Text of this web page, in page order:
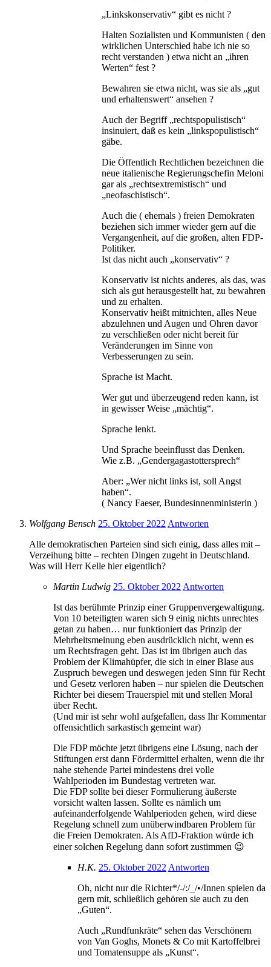
„Linkskonservativ“ gibt es nicht ?
Halten Sozialisten und Kommunisten ( den
wirklichen Unterschied habe ich nie so
recht verstanden ) etwa nicht an „ihren
Werten“ fest ?
Bewahren sie etwa nicht, was sie als „gut
und erhaltenswert“ ansehen ?
Auch der Begriff „rechtspopulistisch“
insinuiert, daß es kein „linkspopulistisch“
gäbe.
Die Öffentlich Rechtlichen bezeichnen die
neue italienische Regierungschefin Meloni
gar als „rechtsextremistisch“ und
„neofaschistisch“.
Auch die ( ehemals ) freien Demokraten
beziehen sich immer wieder gern auf die
Vergangenheit, auf die großen, alten FDP-
Politiker.
Ist das nicht auch „konservativ“ ?
Konservativ ist nichts anderes, als das, was
sich als gut herausgestellt hat, zu bewahren
und zu erhalten.
Konservativ heißt mitnichten, alles Neue
abzulehnen und Augen und Ohren davor
zu verschließen oder nicht bereit für
Veränderungen im Sinne von
Verbesserungen zu sein.
Sprache ist Macht.
Wer gut und überzeugend reden kann, ist
in gewisser Weise „mächtig“.
Sprache lenkt.
Und Sprache beeinflusst das Denken.
Wie z.B. „Gendergagastottersprech“
Aber: „Wer nicht links ist, soll Angst
haben“.
( Nancy Faeser, Bundesinnenministerin )
Wolfgang Bensch 25. Oktober 2022Antworten
Alle demokratischen Parteien sind sich einig, dass alles mit –
Verzeihung bitte – rechten Dingen zugeht in Deutschland.
Was will Herr Kelle hier eigentlich?
Martin Ludwig 25. Oktober 2022Antworten
Ist das berühmte Prinzip einer Gruppenvergewaltigung.
Von 10 beteiligten waren sich 9 einig nichts unrechtes
getan zu haben… nur funktioniert das Prinzip der
Mehrheitsmeinung eben ausdrücklich nicht, wenn es
um Rechtsfragen geht. Das ist im übrigen auch das
Problem der Klimahüpfer, die sich in einer Blase aus
Zuspruch bewegen und deswegen jeden Sinn für Recht
und Gesetz verloren haben – nur spielen die Deutschen
Richter bei diesem Trauerspiel mit und stellen Moral
über Recht.
(Und mir ist sehr wohl aufgefallen, dass Ihr Kommentar
offensichtlich sarkastisch gemeint war)
Die FDP möchte jetzt übrigens eine Lösung, nach der
Stiftungen erst dann Fördermittel erhalten, wenn die ihr
nahe stehende Partei mindestens drei volle
Wahlperioden im Bundestag vertreten war.
Die FDP sollte bei dieser Formulierung äußerste
vorsicht walten lassen. Sollte es nämlich um
aufeinanderfolgende Wahlperioden gehen, wird diese
Regelung schnell zum unüberwindbaren Problem für
die Freien Demokraten. Als AfD-Fraktion würde ich
einer solchen Regelung dann sofort zustimmen 😉
H.K. 25. Oktober 2022Antworten
Oh, nicht nur die Richter*/-/:/_/•/Innen spielen da
gern mit, schließlich gehören sie auch zu den
„Guten“.
Auch „Rundfunkräte“ sehen das Verschönern
von Van Goghs, Monets & Co mit Kartoffelbrei
und Tomatensuppe als „Kunst“.